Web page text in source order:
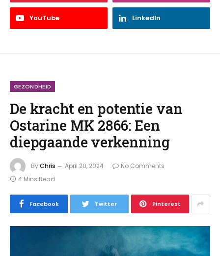
YouTube LinkedIn
GEZONDHEID
De kracht en potentie van
Ostarine MK 2866: Een
diepgaande verkenning
ByChris April 20, 2024
No Comments
4 Mins Read
Facebook Twitter Pinterest